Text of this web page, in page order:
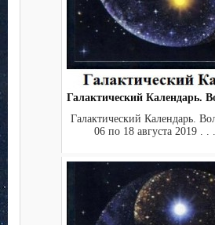
Галактический Календарь.
Галактический Календарь.
06 по 18 августа 2019 . .